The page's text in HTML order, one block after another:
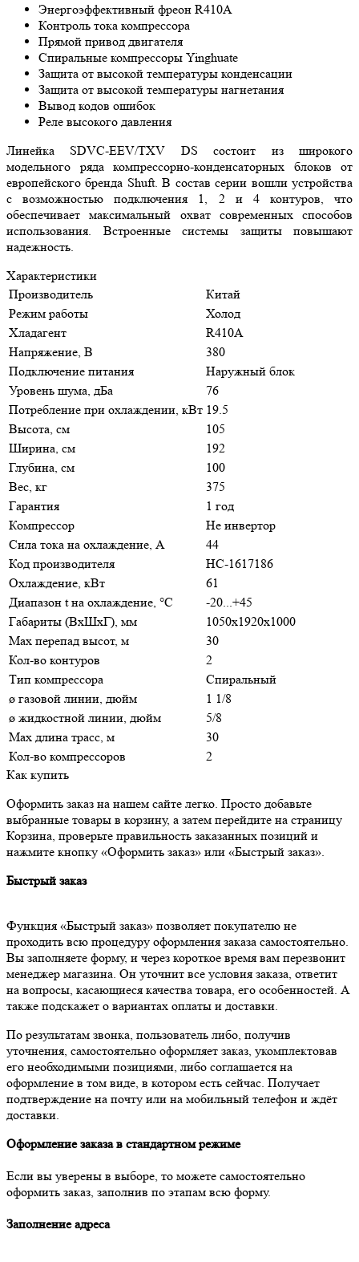
Энергоэффективный фреон R410A
Контроль тока компрессора
Прямой привод двигателя
Спиральные компрессоры Yinghuate
Защита от высокой температуры конденсации
Защита от высокой температуры нагнетания
Вывод кодов ошибок
Реле высокого давления
Линейка SDVC-EEV/TXV DS состоит из широкого
модельного ряда компрессорно-конденсаторных блоков от
европейского бренда Shuft. В состав серии вошли устройства
с возможностью подключения 1, 2 и 4 контуров, что
обеспечивает максимальный охват современных способов
использования. Встроенные системы защиты повышают
надежность.
Характеристики
Производитель
Китай
Режим работы
Холод
Хладагент
R410A
Напряжение, В
380
Подключение питания
Наружный блок
Уровень шума, дБа
76
Потребление при охлаждении, кВт 19.5
Высота, см
105
Ширина, см
192
Глубина, см
100
Вес, кг
375
Гарантия
1 год
Компрессор
Не инвертор
Сила тока на охлаждение, А
44
Код производителя
НС-1617186
Охлаждение, кВт
61
Диапазон t на охлаждение, °С
-20...+45
Габариты (ВхШхГ), мм
1050x1920x1000
Max перепад высот, м
30
Кол-во контуров
2
Тип компрессора
Спиральный
ø газовой линии, дюйм
1 1/8
ø жидкостной линии, дюйм
5/8
Max длина трасс, м
30
Кол-во компрессоров
2
Как купить
Оформить заказ на нашем сайте легко. Просто добавьте
выбранные товары в корзину, а затем перейдите на страницу
Корзина, проверьте правильность заказанных позиций и
нажмите кнопку «Оформить заказ» или «Быстрый заказ».
Быстрый заказ
Функция «Быстрый заказ» позволяет покупателю не
проходить всю процедуру оформления заказа самостоятельно.
Вы заполняете форму, и через короткое время вам перезвонит
менеджер магазина. Он уточнит все условия заказа, ответит
на вопросы, касающиеся качества товара, его особенностей. А
также подскажет о вариантах оплаты и доставки.
По результатам звонка, пользователь либо, получив
уточнения, самостоятельно оформляет заказ, укомплектовав
его необходимыми позициями, либо соглашается на
оформление в том виде, в котором есть сейчас. Получает
подтверждение на почту или на мобильный телефон и ждёт
доставки.
Оформление заказа в стандартном режиме
Если вы уверены в выборе, то можете самостоятельно
оформить заказ, заполнив по этапам всю форму.
Заполнение адреса